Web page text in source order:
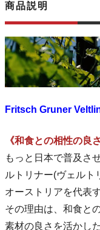
商品説明
Fritsch Gruner
《和食との相性の良
もっと日本で普及さ
ルトリナー(ヴェルト
オーストリアを代表
その理由は、和食と
素材の良さを活かし